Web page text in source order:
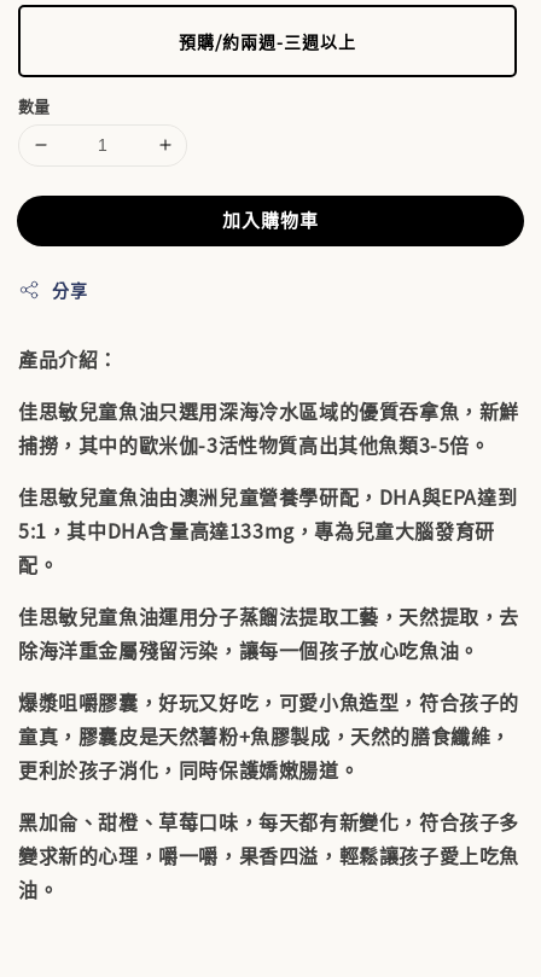
預購/約兩週-三週以上
數量
加入購物車
分享
產品介紹：
佳思敏兒童魚油只選用深海冷水區域的優質吞拿魚，新鮮
捕撈，其中的歐米伽-3活性物質高出其他魚類3-5倍。
佳思敏兒童魚油由澳洲兒童營養學研配，DHA與EPA達到
5:1，其中DHA含量高達133mg，專為兒童大腦發育研
配。
佳思敏兒童魚油運用分子蒸餾法提取工藝，天然提取，去
除海洋重金屬殘留污染，讓每一個孩子放心吃魚油。
爆漿咀嚼膠囊，好玩又好吃，可愛小魚造型，符合孩子的
童真，膠囊皮是天然薯粉+魚膠製成，天然的膳食纖維，
更利於孩子消化，同時保護嬌嫩腸道。
黑加侖、甜橙、草莓口味，每天都有新變化，符合孩子多
變求新的心理，嚼一嚼，果香四溢，輕鬆讓孩子愛上吃魚
油。